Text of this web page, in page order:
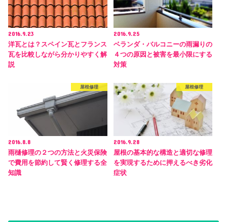
2016.9.23
洋瓦とは？スペイン瓦とフランス
瓦を比較しながら分かりやすく解
説
2016.9.25
ベランダ・バルコニーの雨漏りの
４つの原因と被害を最小限にする
対策
屋根修理
2016.8.8
雨樋修理の２つの方法と火災保険
で費用を節約して賢く修理する全
知識
屋根修理
2016.9.28
屋根の基本的な構造と適切な修理
を実現するために押えるべき劣化
症状